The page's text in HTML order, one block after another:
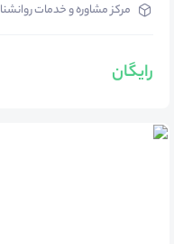
مرکز مشاوره و خدمات
رایگان